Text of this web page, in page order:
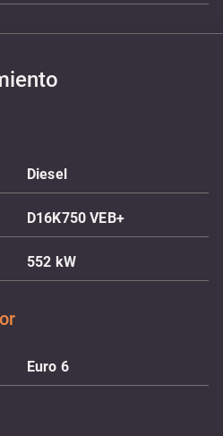
Diesel
D16K750 VEB+
552 kW
Euro 6